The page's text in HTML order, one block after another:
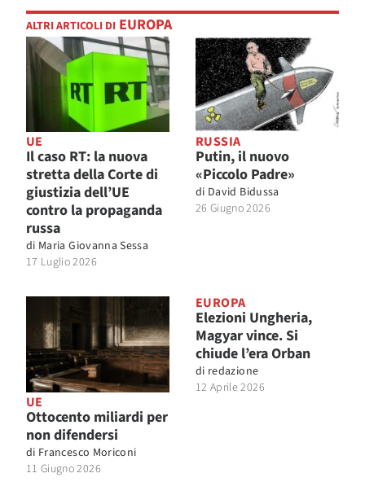
ALTRI ARTICOLI DI EUROPA
UE
Il caso RT: la nuova
stretta della Corte di
giustizia dell’UE
contro la propaganda
russa
di Maria Giovanna Sessa
17 Luglio 2026
RUSSIA
Putin, il nuovo
«Piccolo Padre»
di David Bidussa
26 Giugno 2026
UE
Ottocento miliardi per
non difendersi
di Francesco Moriconi
11 Giugno 2026
EUROPA
Elezioni Ungheria,
Magyar vince. Si
chiude l’era Orban
di redazione
12 Aprile 2026